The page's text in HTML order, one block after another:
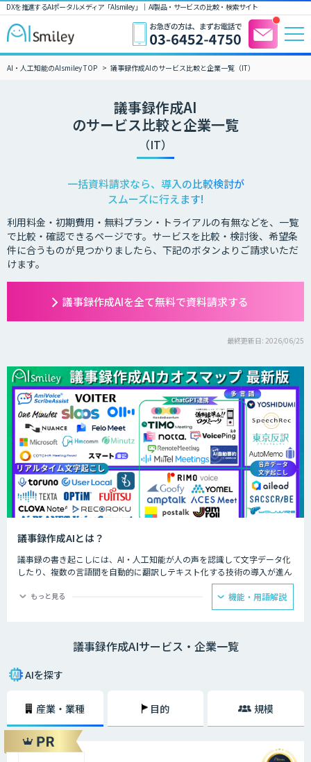
DXを推進するAIポータルメディア「AIsmiley」｜ AI製品・サービスの比較・検索サイト
AI・人工知能のAIsmiley TOP 議事録作成AIのサービス比較と企業一覧（IT）
議事録作成AI
のサービス比較と企業一覧
（IT）
一括資料請求なら、導入の比較検討が
スムーズに行えます!
利用料金・初期費用・無料プラン・トライアルの有無などを、一覧
で比較・確認できるページです。サービスを比較・検討後、希望条
件に合うものが見つかりましたら、下記のボタンよりご請求いただ
けます。
議事録作成AIを全て無料で資料請求する
最終更新日: 2026/06/25
議事録作成AIとは？
議事録の書き起こしには、AI・人工知能が人の声を認識して文字データ化
したり、複数の言語間を自動的に翻訳しテキスト化する技術の導入が進ん
でいます。人力では時間と労力がかかる議事録の文字起こしを、AIが代行
してくれるわけです。
聞き間違いなどをしてしまう可能性もあります。重要な言葉を聞き間違え
そういったミスを最小限に留め、より効率的に議事録を作成するための方
です。
もっと見る 機能・用語解説
議事録作成AIサービス・企業一覧
AIを探す
産業・業種 目的 規模